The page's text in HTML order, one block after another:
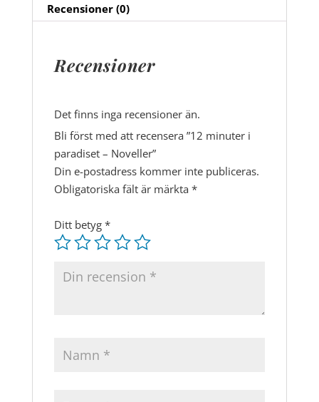
Recensioner (0)
Recensioner
Det finns inga recensioner än.
Bli först med att recensera ”12 minuter i
paradiset – Noveller”
Din e-postadress kommer inte publiceras.
Obligatoriska fält är märkta *
Ditt betyg *